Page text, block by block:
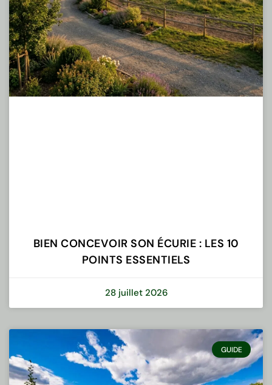
BIEN CONCEVOIR SON ÉCURIE : LES 10
POINTS ESSENTIELS
28 juillet 2026
GUIDE